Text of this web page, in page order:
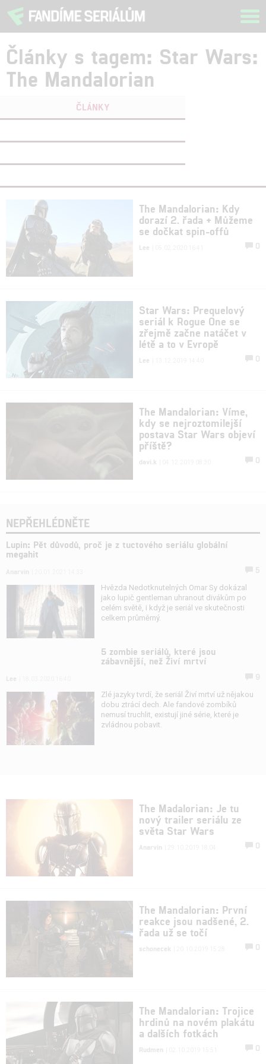
Články s tagem: Star Wars:
The Mandalorian
ČLÁNKY
The Mandalorian: Kdy
dorazí 2. řada + Můžeme
se dočkat spin-offů
Lee 0
Star Wars: Prequelový
seriál k Rogue One se
zřejmě začne natáčet v
létě a to v Evropě
Lee 0
The Mandalorian: Víme,
kdy se nejroztomilejší
postava Star Wars objeví
příště?
davi.k 0
NEPŘEHLÉDNĚTE
Lupin: Pět důvodů, proč je z tuctového seriálu globální
megahit
Hvězda Nedotknutelných Omar Sy dokázal
jako lupič gentleman uhranout divákům po
celém světě, i když je seriál ve skutečnosti
celkem průměrný.
5 zombie seriálů, které jsou
zábavnější, než Živí mrtví
Zlé jazyky tvrdí, že seriál Živí mrtví už nějakou
dobu ztrácí dech. Ale fandové zombíků
nemusí truchlit, existují jiné série, které je
zvládnou pobavit.
The Madalorian: Je tu
nový trailer seriálu ze
světa Star Wars
Anarvin 0
The Mandalorian: První
reakce jsou nadšené, 2.
řada už se točí
schonecek 0
The Mandalorian: Trojice
hrdinů na novém plakátu
a dalších fotkách
Rudmen 0